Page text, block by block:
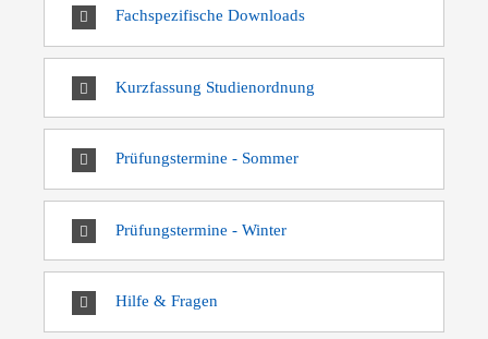
Fachspezifische Downloads
Kurzfassung Studienordnung
Prüfungstermine - Sommer
Prüfungstermine - Winter
Hilfe & Fragen